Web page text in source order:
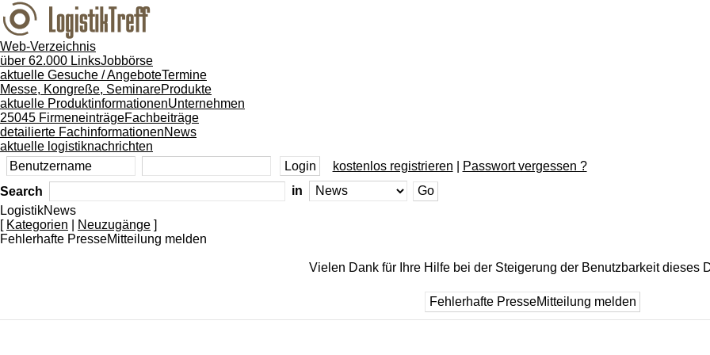
Web-Verzeichnis
über 62.000 LinksJobbörse
aktuelle Gesuche / AngeboteTermine
Messe, Kongreße, SeminareProdukte
aktuelle ProduktinformationenUnternehmen
25045 FirmeneinträgeFachbeiträge
detailierte FachinformationenNews
aktuelle logistiknachrichten
kostenlos registrieren
Passwort vergessen ?
Search
in
LogistikNews
[ Kategorien Neuzugänge ]
Fehlerhafte PresseMitteilung melden
Vielen Dank für Ihre Hilfe bei der Steigerung der Benutzbarkeit dieses